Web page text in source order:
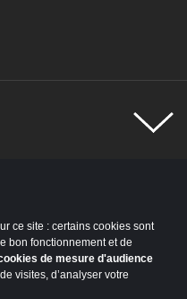
ce site : certains cookies sont
bon fonctionnement et de
de mesure d'audience
visites, d’analyser votre